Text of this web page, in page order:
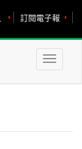
訂閱電子報
Toggle